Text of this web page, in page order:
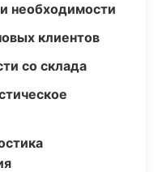
необходимости
клиентов
со склада